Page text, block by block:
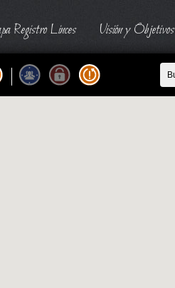
Registro Linces Visión y Objetivos